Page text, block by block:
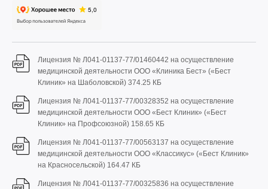
Лицензия № Л041-01137-77/01460442 на осуществление
медицинской деятельности ООО «Клиника Бест» («Бест
Клиник» на Шаболовской) 374.25 КБ
Лицензия № Л041-01137-77/00328352 на осуществление
медицинской деятельности ООО «Бест Клиник» («Бест
Клиник» на Профсоюзной) 158.65 КБ
Лицензия № Л041-01137-77/00563137 на осуществление
медицинской деятельности ООО «Классикус» («Бест Клиник»
на Красносельской) 164.47 КБ
Лицензия № Л041-01137-77/00325836 на осуществление